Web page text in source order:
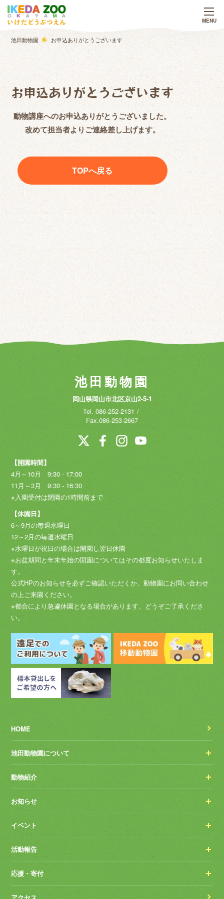
池田動物園 お申込ありがとうございます
お申込ありがとうございます
動物講座へのお申込ありがとうございました。
改めて担当者よりご連絡差し上げます。
TOPへ戻る
池田動物園
岡山県岡山市北区京山2-5-1
Tel. 086-252-2131
Fax.086-253-2667
【開園時間】
4月～10月 9:30 - 17:00
11月～3月 9:30 - 16:30
※入園受付は閉園の1時間前まで
【休園日】
6～9月の毎週水曜日
12～2月の毎週水曜日
※水曜日が祝日の場合は開園し翌日休園
※お盆期間と年末年始の開園についてはその都度お知らせいたしま
す。
公式HPのお知らせを必ずご確認いただくか、動物園にお問い合わせ
の上ご来園ください。
※都合により急遽休園となる場合があります、どうぞご了承くださ
い。
HOME
池田動物園について
動物紹介
お知らせ
イベント
活動報告
応援・寄付